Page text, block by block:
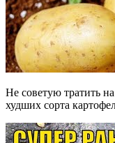
Не советую тратить
худших сорта